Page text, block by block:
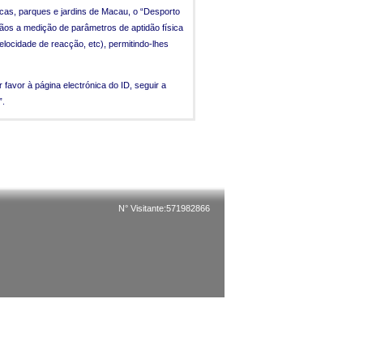
parques e jardins de Macau, o “Desporto
a medição de parâmetros de aptidão física
de reacção, etc), permitindo-lhes
à página electrónica do ID, seguir a
N° Visitante:571982866